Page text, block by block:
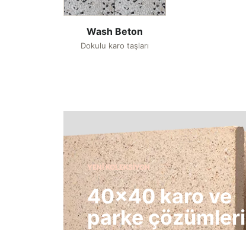
Wash Beton
Dokulu karo taşları
YENI KOLEKSIYON
40×40 karo ve
parke çözümleri